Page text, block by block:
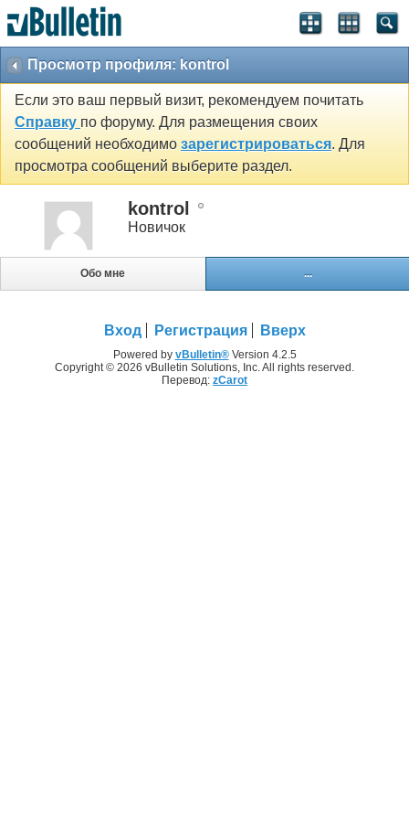
Просмотр профиля: kontrol
Если это ваш первый визит, рекомендуем почитать
Справку по форуму. Для размещения своих
сообщений необходимо зарегистрироваться. Для
просмотра сообщений выберите раздел.
kontrol
Новичок
Обо мне ...
Вход Регистрация Вверх
Powered by vBulletin®Version 4.2.5
Copyright © 2026 vBulletin Solutions, Inc. All rights reserved.
Перевод: zCarot